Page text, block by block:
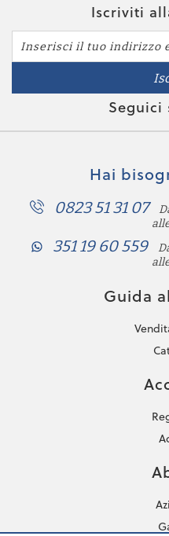
Iscriviti
Seguici
Hai
0823 51 31 07
351 19 60 559
Guida